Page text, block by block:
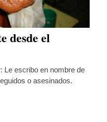
desde el
Le escribo en nombre de
o asesinados.